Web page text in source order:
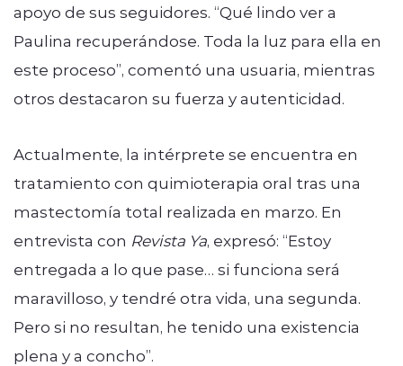
apoyo de sus seguidores. “Qué lindo ver a
Paulina recuperándose. Toda la luz para ella en
este proceso”, comentó una usuaria, mientras
otros destacaron su fuerza y autenticidad.
Actualmente, la intérprete se encuentra en
tratamiento con quimioterapia oral tras una
mastectomía total realizada en marzo. En
entrevista con Revista Ya, expresó: “Estoy
entregada a lo que pase… si funciona será
maravilloso, y tendré otra vida, una segunda.
Pero si no resultan, he tenido una existencia
plena y a concho”.